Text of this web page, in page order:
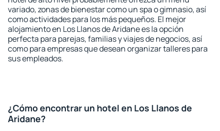
variado, zonas de bienestar como un spa o gimnasio, así
como actividades para los más pequeños. El mejor
alojamiento en Los Llanos de Aridane es la opción
perfecta para parejas, familias y viajes de negocios, así
como para empresas que desean organizar talleres para
sus empleados.
¿Cómo encontrar un hotel en Los Llanos de
Aridane?